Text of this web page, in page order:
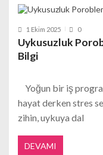
1 Ekim 2025 0
Uykusuzluk
Bilgi
Yoğun bir iş
hayat derken stres
zihin, uykuya dal
DEVAMI